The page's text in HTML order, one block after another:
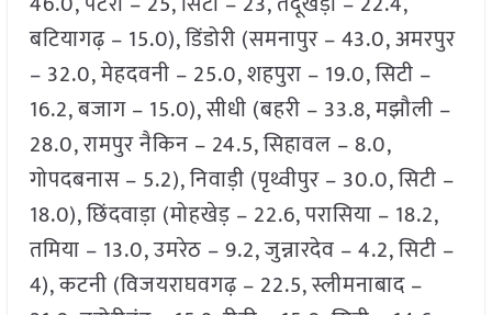
बटियागढ़ – 15.0), डिंडोरी (समनापुर – 43.0, अमरपुर
– 32.0, मेहदवनी – 25.0, शहपुरा – 19.0, सिटी –
16.2, बजाग – 15.0), सीधी (बहरी – 33.8, मझौली –
28.0, रामपुर नैकिन – 24.5, सिहावल – 8.0,
गोपदबनास – 5.2), निवाड़ी (पृथ्वीपुर – 30.0, सिटी –
18.0), छिंदवाड़ा (मोहखेड़ – 22.6, परासिया – 18.2,
तमिया – 13.0, उमरेठ – 9.2, जुन्नारदेव – 4.2, सिटी –
4), कटनी (विजयराघवगढ़ – 22.5, स्लीमनाबाद –